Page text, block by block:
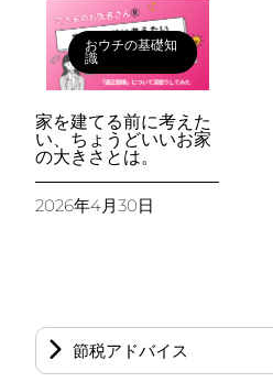
おウチの基礎知
識
家を建てる前に考えた
い、ちょうどいいお家
の大きさとは。
2026年4月30日
節税アドバイス